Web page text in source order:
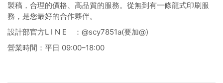
製稿，合理的價格、高品質的服務。從無到有一條龍式印刷服
務，是您最好的合作夥伴。
設計部官方L I N E ：@scy7851a(要加@)
營業時間：平日 09:00–18:00